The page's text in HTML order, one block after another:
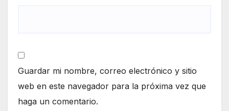
Guardar mi nombre, correo electrónico y sitio
web en este navegador para la próxima vez que
haga un comentario.